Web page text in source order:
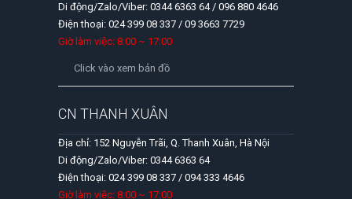
Di động/Zalo/Viber: 0344 6363 64 / 096 880 4646
Điện thoại: 024 399 08 337 / 09 3663 7729
Giờ làm việc: 8:00 ~ 17:00
Click vào xem bản đồ
CN THANH XUÂN
Địa chỉ: 152 Nguyễn Trãi, Q. Thanh Xuân, Hà Nội
Di động/Zalo/Viber: 0344 6363 64
Điện thoại: 024 399 08 337 / 094 333 4646
Giờ làm việc: 8:00 ~ 17:00